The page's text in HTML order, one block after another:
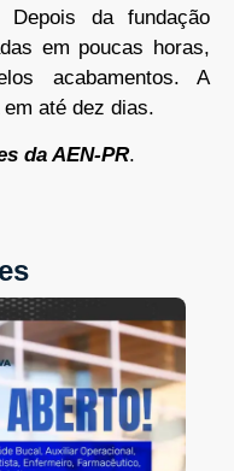
da fundação
em poucas horas,
acabamentos. A
até dez dias.
da AEN-PR.